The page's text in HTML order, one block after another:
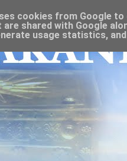
cookies from Google
are shared with Google
usage statistics,